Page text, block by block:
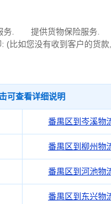
服务. 提供货物保险服务.
如您没有收到客户的货款
可查看详细说明
番禺区到岑溪物
番禺区到柳州物
番禺区到河池物
番禺区到东兴物